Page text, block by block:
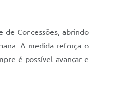
de Concessões, abrindo
A medida reforça o
é possível avançar e